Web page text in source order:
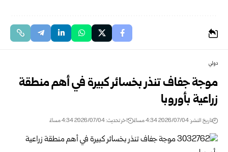
دولي
موجة جفاف تنذر بخسائر كبيرة في أهم منطقة
زراعية بأوروبا
تاريخ النشر: 2026/07/04 4:34 مساءً اخر تحديث: 2026/07/04 4:34 مساءً